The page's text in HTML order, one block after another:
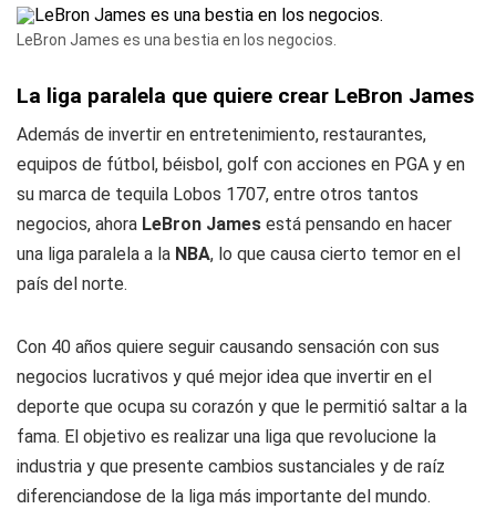
LeBron James es una bestia en los negocios.
La liga paralela que quiere crear LeBron James
Además de invertir en entretenimiento, restaurantes,
equipos de fútbol, béisbol, golf con acciones en PGA y en
su marca de tequila Lobos 1707, entre otros tantos
negocios, ahora LeBron James está pensando en hacer
una liga paralela a la NBA, lo que causa cierto temor en el
país del norte.
Con 40 años quiere seguir causando sensación con sus
negocios lucrativos y qué mejor idea que invertir en el
deporte que ocupa su corazón y que le permitió saltar a la
fama. El objetivo es realizar una liga que revolucione la
industria y que presente cambios sustanciales y de raíz
diferenciandose de la liga más importante del mundo.